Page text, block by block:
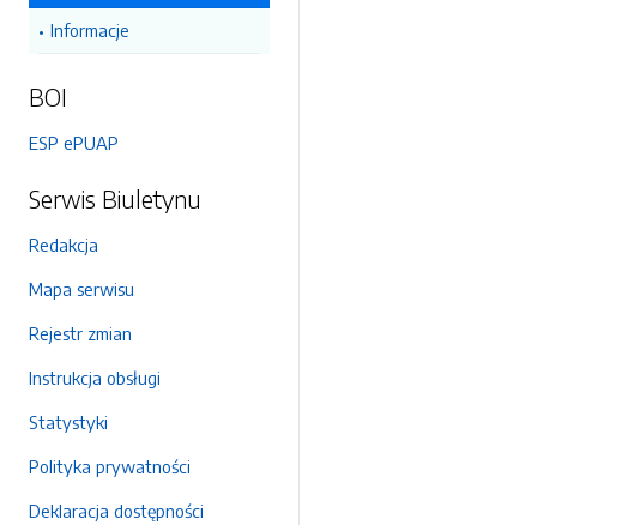
Informacje
BOI
ESP ePUAP
Serwis Biuletynu
Redakcja
Mapa serwisu
Rejestr zmian
Instrukcja obsługi
Statystyki
Polityka prywatności
Deklaracja dostępności